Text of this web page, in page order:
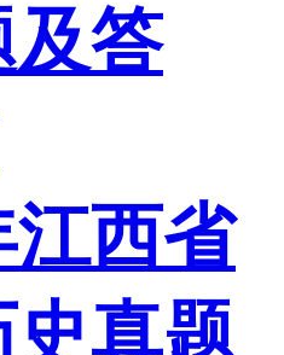
答
江西省
真题